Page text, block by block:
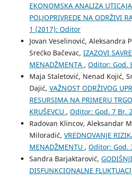
EKONOMSKA ANALIZA
POLJOPRIVREDE NA ODRŽIVI
1 (2017): Oditor
Jovan Veselinović, Aleksandra
Srećko Bačevac, IZAZOVI
MENADŽMENTA , Oditor: God.
Maja Staletović, Nenad Kojić,
Dajić, VAŽNOST ODRŽIVOG
RESURSIMA NA PRIMERU
KRUŠEVCU , Oditor: God. 7 Br.
Radovan Klincov, Aleksandar
Miloradić, VREDNOVANJE
MENADŽMENTU , Oditor: God.
Sandra Barjaktarović,
DISFUNKCIONALNE